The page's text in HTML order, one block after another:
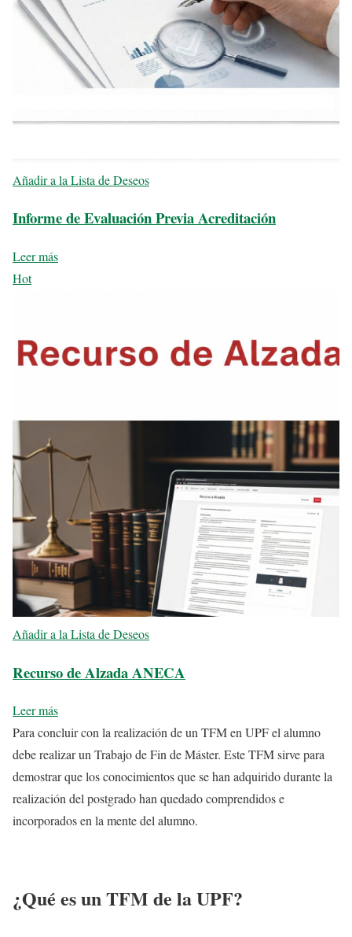
Añadir a la Lista de Deseos
Informe de Evaluación Previa Acreditación
Leer más
Hot
Añadir a la Lista de Deseos
Recurso de Alzada ANECA
Leer más
Para concluir con la realización de un TFM en UPF el alumno
debe realizar un Trabajo de Fin de Máster. Este TFM sirve para
demostrar que los conocimientos que se han adquirido durante la
realización del postgrado han quedado comprendidos e
incorporados en la mente del alumno.
¿Qué es un TFM de la UPF?